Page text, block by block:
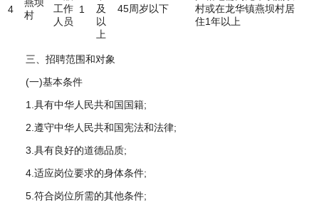
4
燕坝
村
工作
人员
1
及
以
上
45周岁以下
村或在龙华镇燕坝村居
住1年以上
三、招聘范围和对象
(一)基本条件
1.具有中华人民共和国国籍;
2.遵守中华人民共和国宪法和法律;
3.具有良好的道德品质;
4.适应岗位要求的身体条件;
5.符合岗位所需的其他条件;